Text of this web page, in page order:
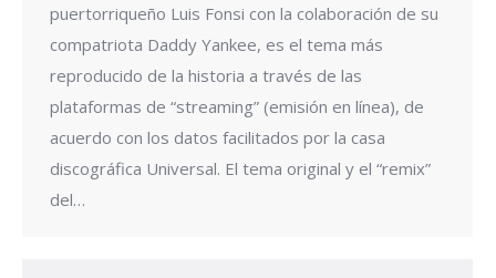
puertorriqueño Luis Fonsi con la colaboración de su
compatriota Daddy Yankee, es el tema más
reproducido de la historia a través de las
plataformas de “streaming” (emisión en línea), de
acuerdo con los datos facilitados por la casa
discográfica Universal. El tema original y el “remix”
del…